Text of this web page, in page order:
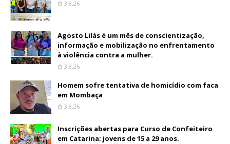
3.8.26
Agosto Lilás é um mês de conscientização,
informação e mobilização no enfrentamento
à violência contra a mulher.
3.8.26
Homem sofre tentativa de homicídio com faca
em Mombaça
3.8.26
Inscrições abertas para Curso de Confeiteiro
em Catarina; jovens de 15 a 29 anos.